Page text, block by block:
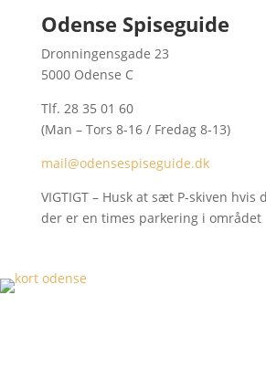
Odense Spiseguide
Dronningensgade 23
5000 Odense C
Tlf. 28 35 01 60
(Man – Tors 8-16 / Fredag 8-13)
mail@odensespiseguide.dk
VIGTIGT – Husk at sæt P-skiven hvis
der er en times parkering i området